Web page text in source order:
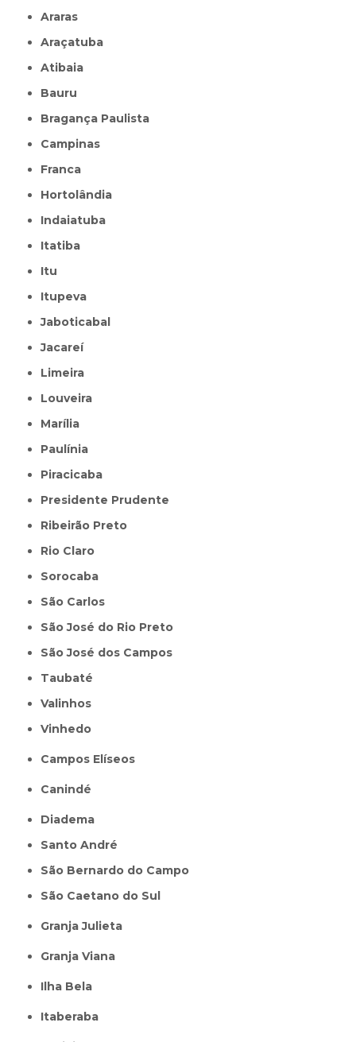
Araras
Araçatuba
Atibaia
Bauru
Bragança Paulista
Campinas
Franca
Hortolândia
Indaiatuba
Itatiba
Itu
Itupeva
Jaboticabal
Jacareí
Limeira
Louveira
Marília
Paulínia
Piracicaba
Presidente Prudente
Ribeirão Preto
Rio Claro
Sorocaba
São Carlos
São José do Rio Preto
São José dos Campos
Taubaté
Valinhos
Vinhedo
Campos Elíseos
Canindé
Diadema
Santo André
São Bernardo do Campo
São Caetano do Sul
Granja Julieta
Granja Viana
Ilha Bela
Itaberaba